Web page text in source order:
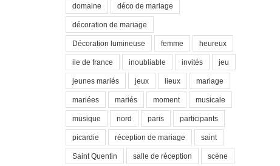
domaine déco de mariage
décoration de mariage
Décoration lumineuse femme heureux
ile de france inoubliable invités jeu
jeunes mariés jeux lieux mariage
mariées mariés moment musicale
musique nord paris participants
picardie réception de mariage saint
Saint Quentin salle de réception scène